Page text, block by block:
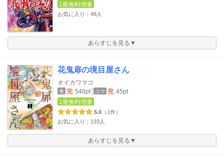
1冊無料増量
お気に入り：48人
あらすじを見る▼
花鬼扉の境目屋さん
オイカワマコ
巻 完 540pt コマ 完 45pt
1冊無料増量
5.0 （1件）
お気に入り：133人
あらすじを見る▼